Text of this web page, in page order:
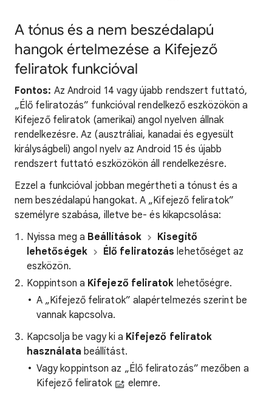
A tónus és a nem beszédalapú
hangok értelmezése a Kifejező
feliratok funkcióval
Fontos: Az Android 14 vagy újabb rendszert futtató,
„Élő feliratozás” funkcióval rendelkező eszközökön a
Kifejező feliratok (amerikai) angol nyelven állnak
rendelkezésre. Az (ausztráliai, kanadai és egyesült
királyságbeli) angol nyelv az Android 15 és újabb
rendszert futtató eszközökön áll rendelkezésre.
Ezzel a funkcióval jobban megértheti a tónust és a
nem beszédalapú hangokat. A „Kifejező feliratok”
személyre szabása, illetve be- és kikapcsolása:
Nyissa meg a Beállítások
Kisegítő
lehetőségek
Élő feliratozás lehetőséget az
eszközön.
Koppintson a Kifejező feliratok lehetőségre.
A „Kifejező feliratok” alapértelmezés szerint be
vannak kapcsolva.
Kapcsolja be vagy ki a Kifejező feliratok
használata beállítást.
Vagy koppintson az „Élő feliratozás” mezőben a
Kifejező feliratok
elemre.